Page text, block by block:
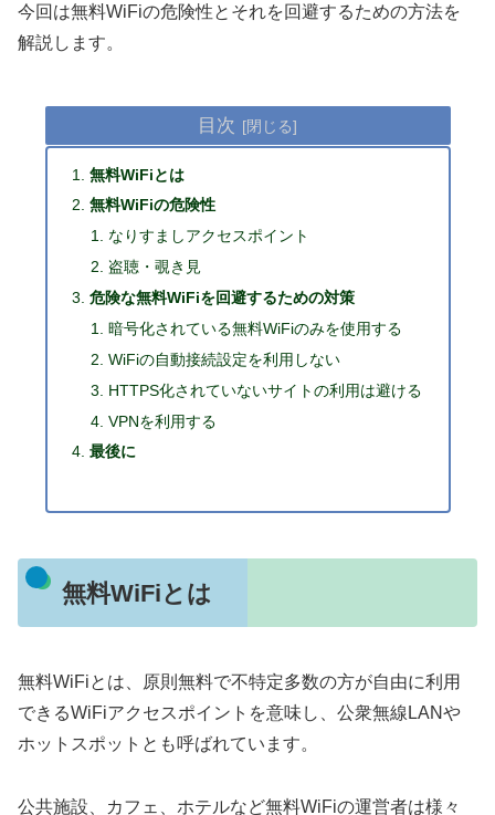
今回は無料WiFiの危険性とそれを回避するための方法を
解説します。
目次
無料WiFiとは
無料WiFiの危険性
なりすましアクセスポイント
盗聴・覗き見
危険な無料WiFiを回避するための対策
暗号化されている無料WiFiのみを使用する
WiFiの自動接続設定を利用しない
HTTPS化されていないサイトの利用は避ける
VPNを利用する
最後に
無料WiFiとは
無料WiFiとは、原則無料で不特定多数の方が自由に利用
できるWiFiアクセスポイントを意味し、公衆無線LANや
ホットスポットとも呼ばれています。
公共施設、カフェ、ホテルなど無料WiFiの運営者は様々